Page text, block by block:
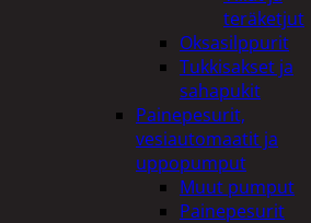
teräketjut
Oksasilppurit
Tukkisakset ja
sahapukit
Painepesurit,
vesiautomaatit ja
uppopumput
Muut pumput
Painepesurit